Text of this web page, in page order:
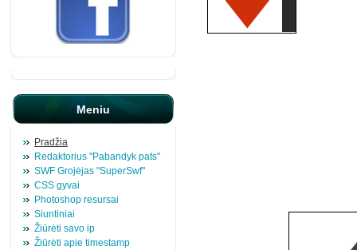
Meniu
Pradžia
Redaktorius "Pabandyk pats"
SWF Grojėjas "SuperSwf"
CSS gyvai
Photoshop resursai
Siuntiniai
Žiūrėti savo ip
Žiūrėti apie timestamp